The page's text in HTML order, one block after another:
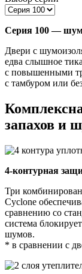
Серия 100 —
Двери с
едва слышное
с повышенными
с тамбуром или
запахов и
4-контурная
Три
Cyclone
сравнению со
система
шумов.
* в сравнении с